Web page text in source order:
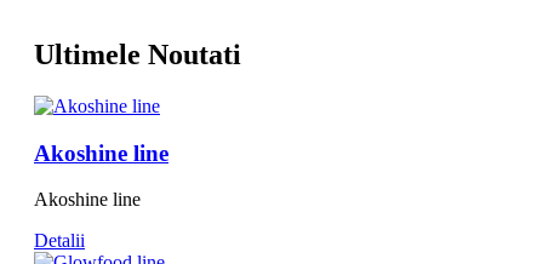
Ultimele Noutati
Akoshine line
Akoshine line
Detalii